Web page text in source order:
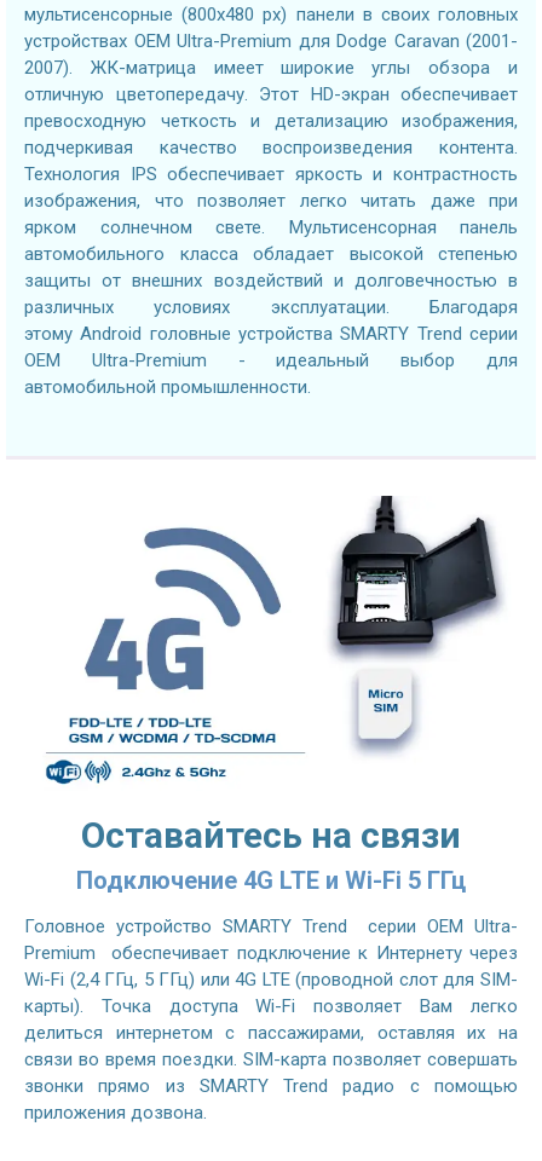
мультисенсорные (800х480 px) панели в своих головных
устройствах OEM Ultra-Premium для Dodge Caravan (2001-
2007). ЖК-матрица имеет широкие углы обзора и
отличную цветопередачу. Этот HD-экран обеспечивает
превосходную четкость и детализацию изображения,
подчеркивая качество воспроизведения контента.
Технология IPS обеспечивает яркость и контрастность
изображения, что позволяет легко читать даже при
ярком солнечном свете. Мультисенсорная панель
автомобильного класса обладает высокой степенью
защиты от внешних воздействий и долговечностью в
различных условиях эксплуатации. Благодаря
этому Android головные устройства SMARTY Trend серии
OEM Ultra-Premium - идеальный выбор для
автомобильной промышленности.
Оставайтесь на связи
Подключение 4G LTE и Wi-Fi 5 ГГц
Головное устройство SMARTY Trend серии OEM Ultra-
Premium обеспечивает подключение к Интернету через
Wi-Fi (2,4 ГГц, 5 ГГц) или 4G LTE (проводной слот для SIM-
карты). Точка доступа Wi-Fi позволяет Вам легко
делиться интернетом с пассажирами, оставляя их на
связи во время поездки. SIM-карта позволяет совершать
звонки прямо из SMARTY Trend радио с помощью
приложения дозвона.